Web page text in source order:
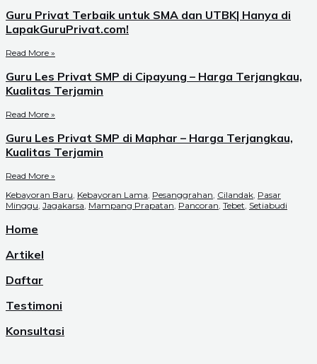
Guru Privat Terbaik untuk SMA dan UTBK| Hanya di
LapakGuruPrivat.com!
Read More »
Guru Les Privat SMP di Cipayung – Harga Terjangkau,
Kualitas Terjamin
Read More »
Guru Les Privat SMP di Maphar – Harga Terjangkau,
Kualitas Terjamin
Read More »
Kebayoran Baru Kebayoran Lama Pesanggrahan Cilandak Pasar
Minggu Jagakarsa Mampang Prapatan Pancoran Tebet Setiabudi
Home
Artikel
Daftar
Testimoni
Konsultasi